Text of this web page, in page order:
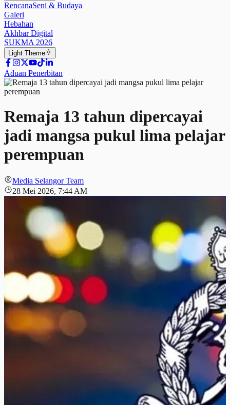
RencanaSeni & Budaya
Galeri
Hebahan
Akhbar Digital
SUKMA 2026
Light Theme
Aduan Penerbitan
Remaja 13 tahun dipercayai
jadi mangsa pukul lima pelajar
perempuan
Media Selangor Team
28 Mei 2026, 7:44 AM